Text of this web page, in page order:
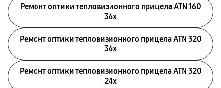
Ремонт оптики тепловизионного прицела ATN 160
36x
Ремонт оптики тепловизионного прицела ATN 320
36x
Ремонт оптики тепловизионного прицела ATN 320
24x